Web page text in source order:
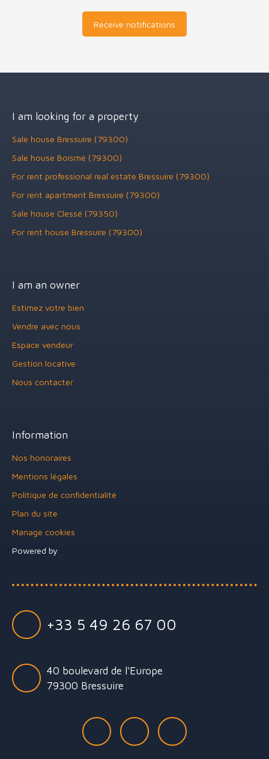
Receive notifications
I am looking for a property
Sale house Bressuire (79300)
Sale house Boismé (79300)
For rent professional real estate Bressuire (79300)
For rent apartment Bressuire (79300)
Sale house Clessé (79350)
For rent house Bressuire (79300)
I am an owner
Estimez votre bien
Vendre avec nous
Espace vendeur
Gestion locative
Nous contacter
Information
Nos honoraires
Mentions légales
Politique de confidentialité
Plan du site
Manage cookies
Powered by
+33 5 49 26 67 00
40 boulevard de l'Europe
79300 Bressuire